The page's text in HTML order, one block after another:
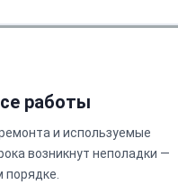
работы
и используемые
возникнут неполадки —